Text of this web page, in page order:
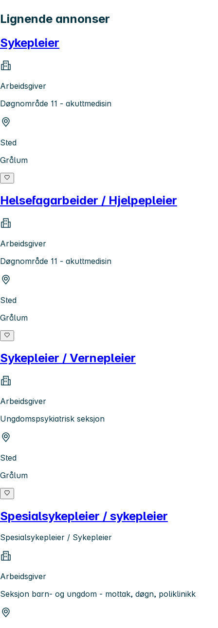
Lignende annonser
Sykepleier
Arbeidsgiver
Døgnområde 11 - akuttmedisin
Sted
Grålum
Helsefagarbeider / Hjelpepleier
Arbeidsgiver
Døgnområde 11 - akuttmedisin
Sted
Grålum
Sykepleier / Vernepleier
Arbeidsgiver
Ungdomspsykiatrisk seksjon
Sted
Grålum
Spesialsykepleier / sykepleier
Spesialsykepleier / Sykepleier
Arbeidsgiver
Seksjon barn- og ungdom - mottak, døgn, poliklinikk